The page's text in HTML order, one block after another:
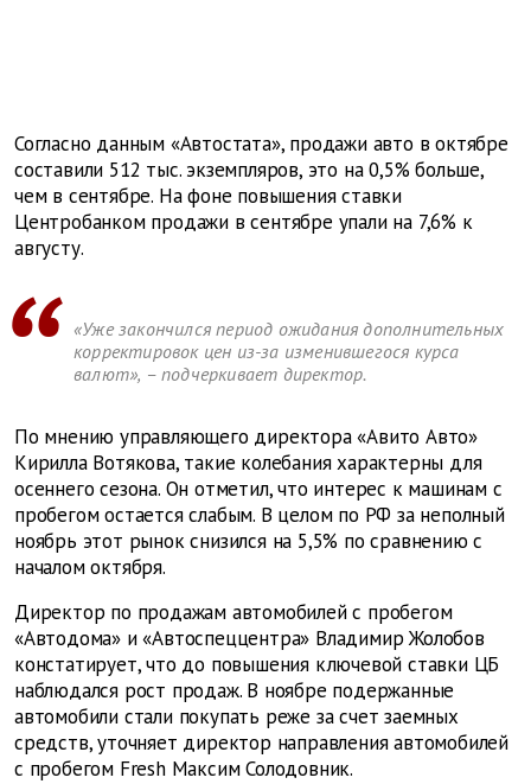
Согласно данным «Автостата», продажи авто в октябре
составили 512 тыс. экземпляров, это на 0,5% больше,
чем в сентябре. На фоне повышения ставки
Центробанком продажи в сентябре упали на 7,6% к
августу.
«Уже закончился период ожидания дополнительных
корректировок цен из-за изменившегося курса
валют», – подчеркивает директор.
По мнению управляющего директора «Авито Авто»
Кирилла Вотякова, такие колебания характерны для
осеннего сезона. Он отметил, что интерес к машинам с
пробегом остается слабым. В целом по РФ за неполный
ноябрь этот рынок снизился на 5,5% по сравнению с
началом октября.
Директор по продажам автомобилей с пробегом
«Автодома» и «Автоспеццентра» Владимир Жолобов
констатирует, что до повышения ключевой ставки ЦБ
наблюдался рост продаж. В ноябре подержанные
автомобили стали покупать реже за счет заемных
средств, уточняет директор направления автомобилей
с пробегом Fresh Максим Солодовник.